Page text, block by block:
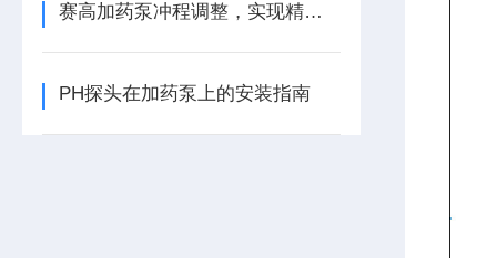
赛高加药泵冲程调整，实现精准控制加药
PH探头在加药泵上的安装指南